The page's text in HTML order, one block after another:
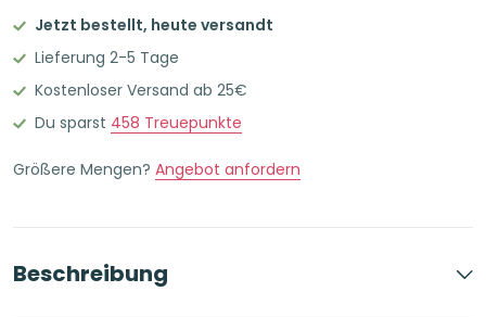
Jetzt bestellt, heute versandt
Lieferung 2-5 Tage
Kostenloser Versand ab 25€
Du sparst 458 Treuepunkte
Größere Mengen? Angebot anfordern
Beschreibung